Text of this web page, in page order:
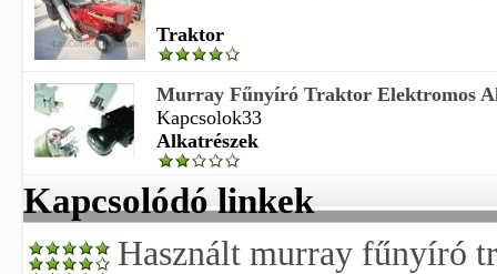
Traktor
Murray Fűnyíró Traktor Elektromos
Kapcsolok33
Alkatrészek
Kapcsolódó linkek
Használt murray fűnyíró